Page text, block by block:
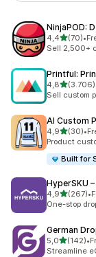
NinjaPOD:
4,45 yıldız
(70)
toplam 70•
Sell 2,500+
Printful:
4,85 yıldız
(3.706)
toplam 3706
Sell custom
AI Custom
4,95 yıldız
(30)
toplam 30•
Product
Built for
HyperSKU
4,95 yıldız
(267)
toplam 267•
One-stop
German
5,05 yıldız
(142)
toplam 142•
Streamline